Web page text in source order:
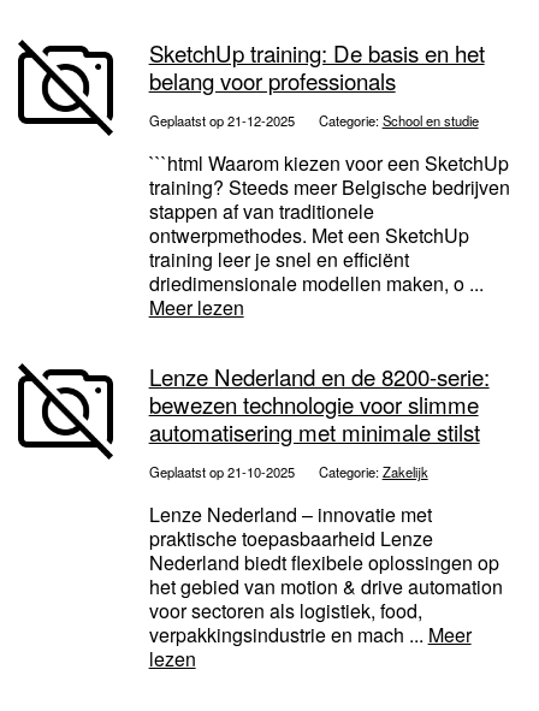
SketchUp training: De basis en het
belang voor professionals
Geplaatst op 21-12-2025 Categorie:School en studie
```html Waarom kiezen voor een SketchUp
training? Steeds meer Belgische bedrijven
stappen af van traditionele
ontwerpmethodes. Met een SketchUp
training leer je snel en efficiënt
driedimensionale modellen maken, o ...
Meer lezen
Lenze Nederland en de 8200-serie:
bewezen technologie voor slimme
automatisering met minimale stilst
Geplaatst op 21-10-2025 Categorie:Zakelijk
Lenze Nederland – innovatie met
praktische toepasbaarheid Lenze
Nederland biedt flexibele oplossingen op
het gebied van motion & drive automation
voor sectoren als logistiek, food,
verpakkingsindustrie en mach ... Meer
lezen